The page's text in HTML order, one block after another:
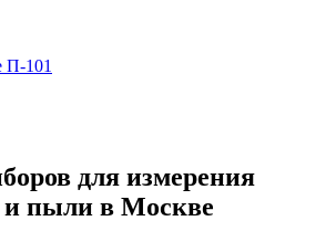
П-101
для измерения
и пыли в Москве